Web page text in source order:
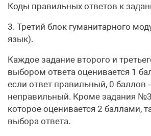
Коды правильных ответов к
3. Третий блок гуманитарного
язык).
Каждое задание второго и
выбором ответа оценивается 1
если ответ правильный, 0 баллов
неправильный. Кроме задания №3
которое оценивается 2 баллами,
выбора ответа.